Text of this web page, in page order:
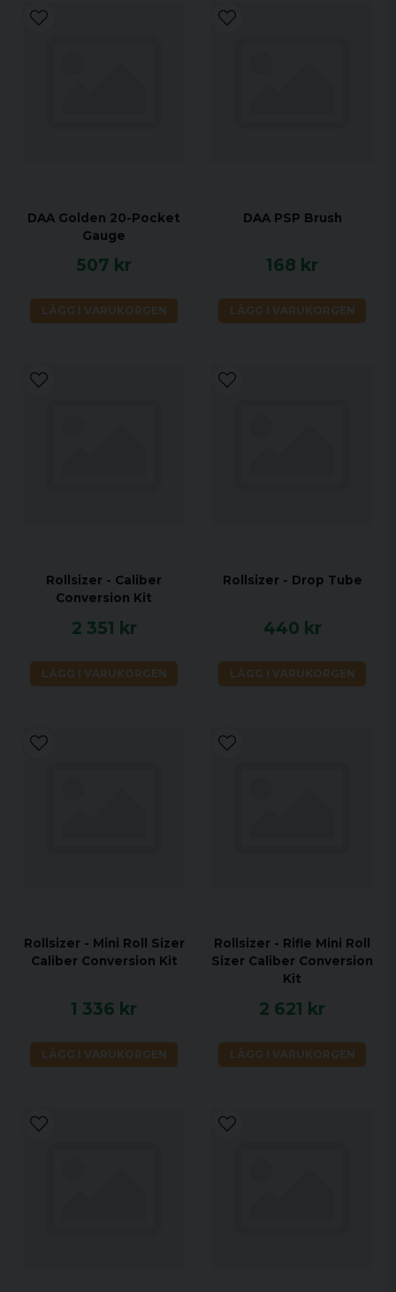
DAA Golden 20-Pocket
Gauge
507 kr
LÄGG I VARUKORGEN
DAA PSP Brush
168 kr
LÄGG I VARUKORGEN
Rollsizer - Caliber
Conversion Kit
2 351 kr
LÄGG I VARUKORGEN
Rollsizer - Drop Tube
440 kr
LÄGG I VARUKORGEN
Rollsizer - Mini Roll Sizer
Caliber Conversion Kit
1 336 kr
LÄGG I VARUKORGEN
Rollsizer - Rifle Mini Roll
Sizer Caliber Conversion
Kit
2 621 kr
LÄGG I VARUKORGEN